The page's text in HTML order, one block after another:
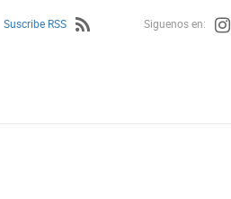
Suscribe RSS Siguenos en: